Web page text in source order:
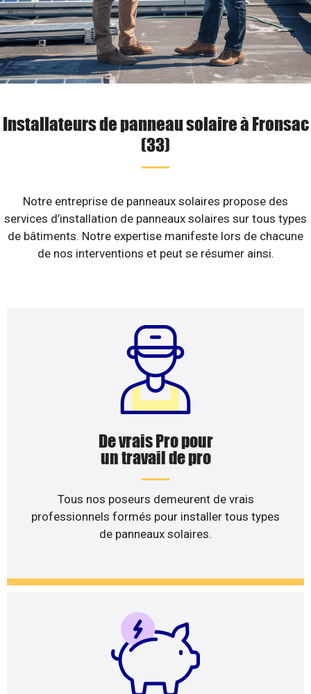
Installateurs de panneau solaire à Fronsac
(33)
Notre entreprise de panneaux solaires propose des
services d’installation de panneaux solaires sur tous types
de bâtiments. Notre expertise manifeste lors de chacune
de nos interventions et peut se résumer ainsi.
De vrais Pro pour
un travail de pro
Tous nos poseurs demeurent de vrais
professionnels formés pour installer tous types
de panneaux solaires.